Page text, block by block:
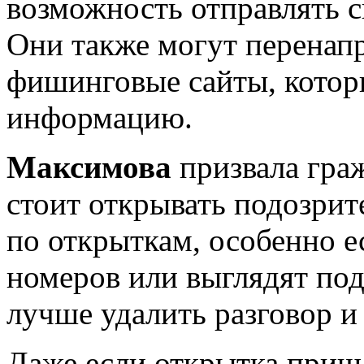
возможность отправлять
Они также могут
фишинговые сайты,
информацию.
Максимова призвала
стоит открывать
по открыткам, особенно
номеров или выглядят
лучше удалить разговор и